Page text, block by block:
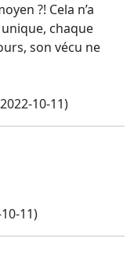
?! Cela n’a
chaque
son vécu ne
10-11)
11)